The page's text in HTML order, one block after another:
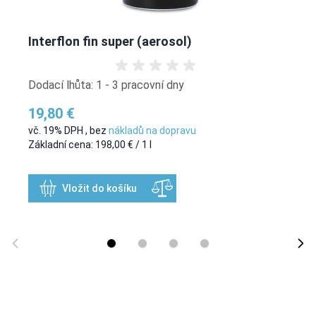
Interflon fin super (aerosol)
Dodací lhůta: 1 - 3 pracovní dny
19,80 €
vč. 19% DPH , bez nákladů na dopravu
Základní cena: 198,00 € / 1 l
Vložit do košíku